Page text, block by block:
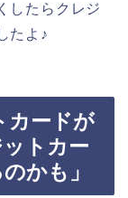
したらクレジ
たよ♪
カードが
トカー
かも」